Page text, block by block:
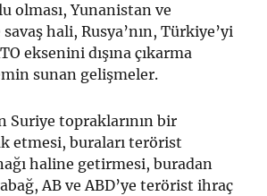
olması, Yunanistan ve
hali, Rusya’nın, Türkiye’yi
eksenini dışına çıkarma
sunan gelişmeler.
Suriye topraklarının bir
etmesi, buraları terörist
haline getirmesi, buradan
AB ve ABD’ye terörist ihraç